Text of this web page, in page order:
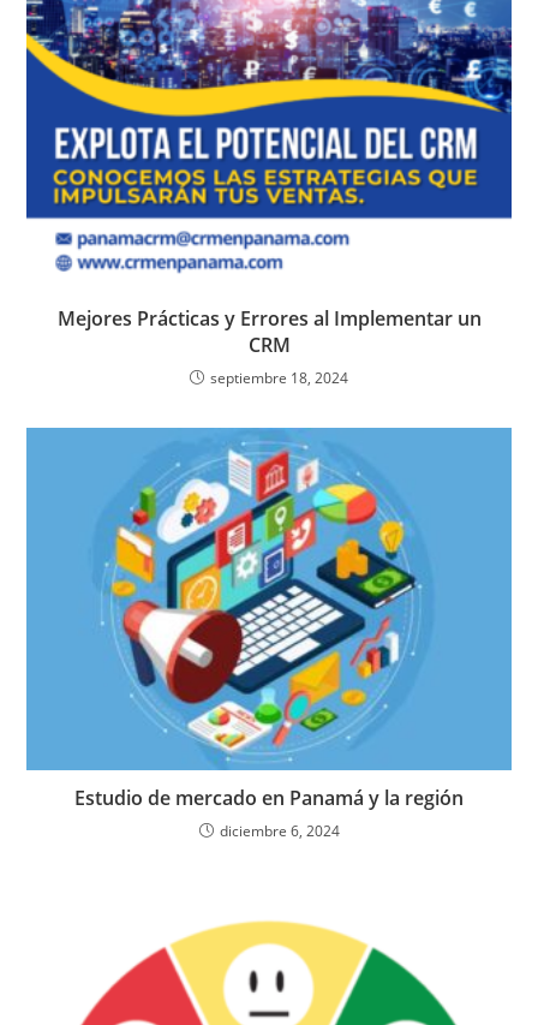
Mejores Prácticas y Errores al Implementar un
CRM
septiembre 18, 2024
Estudio de mercado en Panamá y la región
diciembre 6, 2024